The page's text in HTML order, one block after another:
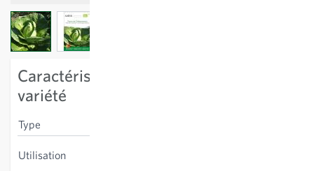
View larger imageView larger image
Caractéristiques spécifiques à la
variété
Type
Utilisation